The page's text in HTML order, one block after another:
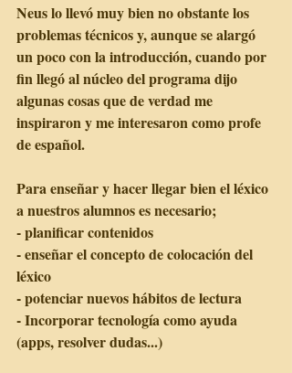
Neus lo llevó muy bien no obstante los
problemas técnicos y, aunque se alargó
un poco con la introducción, cuando por
fin llegó al núcleo del programa dijo
algunas cosas que de verdad me
inspiraron y me interesaron como profe
de español.
Para enseñar y hacer llegar bien el léxico
a nuestros alumnos es necesario;
- planificar contenidos
- enseñar el concepto de colocación del
léxico
- potenciar nuevos hábitos de lectura
- Incorporar tecnología como ayuda
(apps, resolver dudas...)